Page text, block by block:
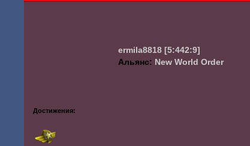
ermila8818 [5:442:9]
Альянс: New World Order
Достижения: